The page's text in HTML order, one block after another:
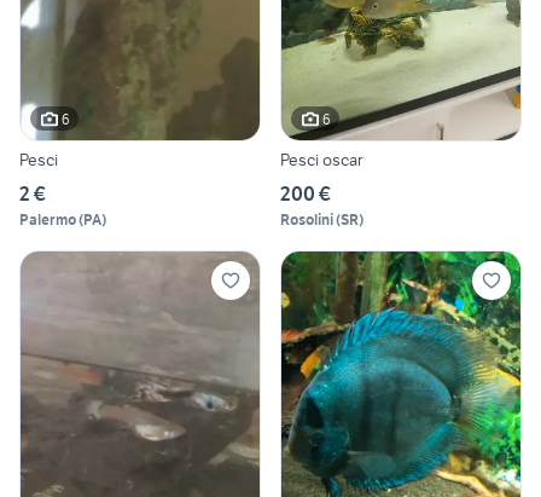
6
Pesci
2 €
Palermo(PA)
6
Pesci oscar
200 €
Rosolini(SR)